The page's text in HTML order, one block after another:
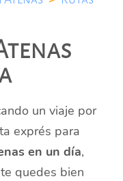
un viaje por
exprés para
en un día,
quedes bien